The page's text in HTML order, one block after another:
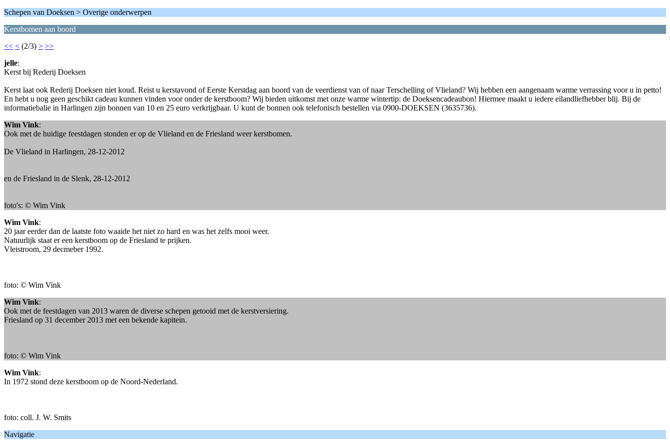
Schepen van Doeksen > Overige onderwerpen
Kerstbomen aan boord
<< < (2/3) > >>
jelle:
Kerst bij Rederij Doeksen
Kerst laat ook Rederij Doeksen niet koud. Reist u kerstavond of Eerste Kerstdag aan boord van de veerdienst van of naar Terschelling of Vlieland? Wij hebben een aangenaam warme verrassing voor u in petto!
En hebt u nog geen geschikt cadeau kunnen vinden voor onder de kerstboom? Wij bieden uitkomst met onze warme wintertip: de Doeksencadeaubon! Hiermee maakt u iedere eilandliefhebber blij. Bij de
informatiebalie in Harlingen zijn bonnen van 10 en 25 euro verkrijgbaar. U kunt de bonnen ook telefonisch bestellen via 0900-DOEKSEN (3635736).
Wim Vink:
Ook met de huidige feestdagen stonden er op de Vlieland en de Friesland weer kerstbomen.
De Vlieland in Harlingen, 28-12-2012
en de Friesland in de Slenk, 28-12-2012
foto's: © Wim Vink
Wim Vink:
20 jaar eerder dan de laatste foto waaide het niet zo hard en was het zelfs mooi weer.
Natuurlijk staat er een kerstboom op de Friesland te prijken.
Vleistroom, 29 decmeber 1992.
foto: © Wim Vink
Wim Vink:
Ook met de feestdagen van 2013 waren de diverse schepen getooid met de kerstversiering.
Friesland op 31 december 2013 met een bekende kapitein.
foto: © Wim Vink
Wim Vink:
In 1972 stond deze kerstboom op de Noord-Nederland.
foto: coll. J. W. Smits
Navigatie